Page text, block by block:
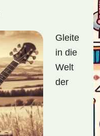
Gleite
in die
Welt
der